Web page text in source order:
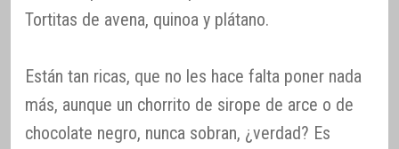
Tortitas de avena, quinoa y plátano.
Están tan ricas, que no les hace falta poner nada
más, aunque un chorrito de sirope de arce o de
chocolate negro, nunca sobran, ¿verdad? Es